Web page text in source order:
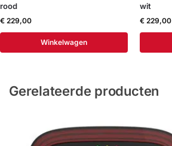
rood
€ 229,00
Winkelwagen
wit
€ 229,00
Gerelateerde producten